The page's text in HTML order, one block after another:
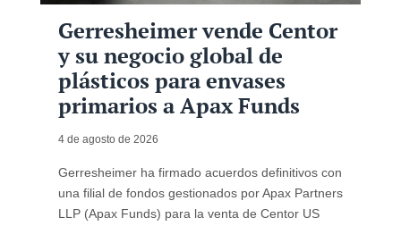
Gerresheimer vende Centor
y su negocio global de
plásticos para envases
primarios a Apax Funds
4 de agosto de 2026
Gerresheimer ha firmado acuerdos definitivos con
una filial de fondos gestionados por Apax Partners
LLP (Apax Funds) para la venta de Centor US